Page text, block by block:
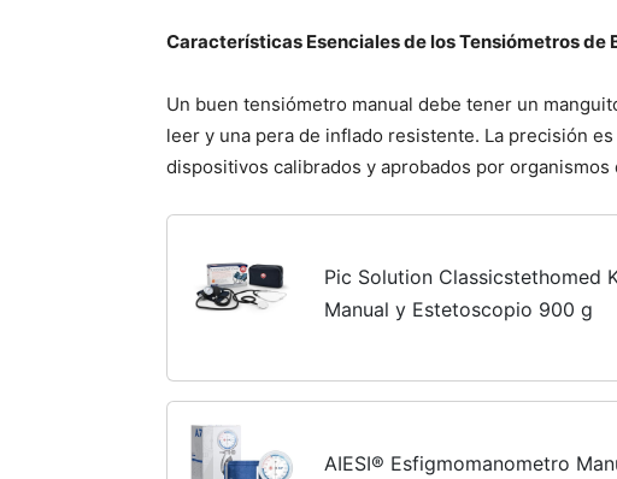
Características Esenciales de los Tensiómetros de
Un buen tensiómetro manual debe tener un
leer y una pera de inflado resistente. La precisión
dispositivos calibrados y aprobados por organismos
Pic Solution Classicstethomed
Manual y Estetoscopio 900 g
AIESI® Esfigmomanometro